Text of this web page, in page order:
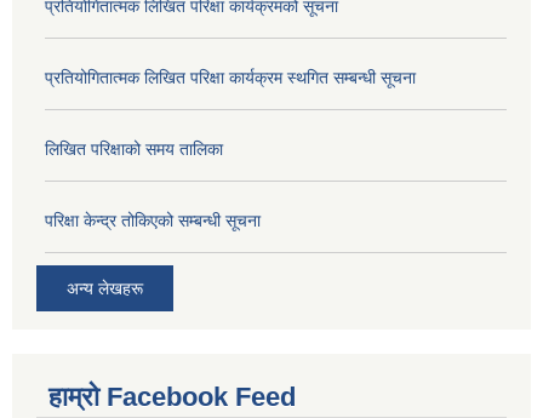
प्रतियोगितात्मक लिखित परिक्षा कार्यक्रमको सूचना
प्रतियोगितात्मक लिखित परिक्षा कार्यक्रम स्थगित सम्बन्धी सूचना
लिखित परिक्षाको समय तालिका
परिक्षा केन्द्र तोकिएको सम्बन्धी सूचना
अन्य लेखहरू
हाम्रो Facebook Feed